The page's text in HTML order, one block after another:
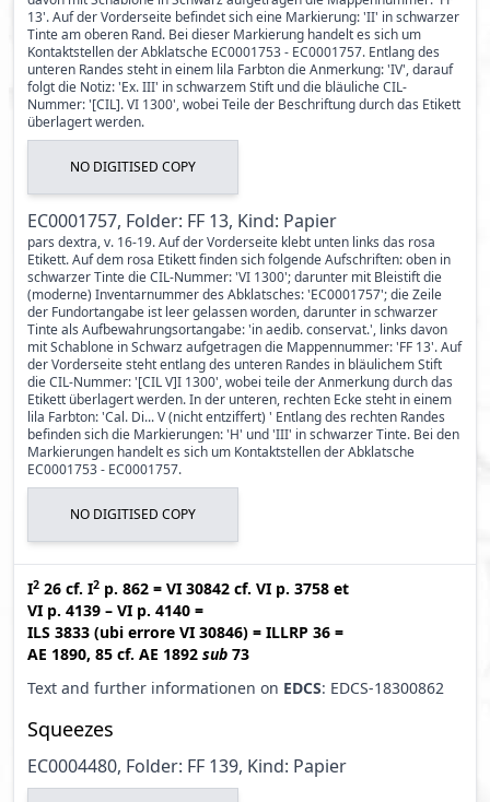
13'. Auf der Vorderseite befindet sich eine Markierung: 'II' in schwarzer
Tinte am oberen Rand. Bei dieser Markierung handelt es sich um
Kontaktstellen der Abklatsche EC0001753 - EC0001757. Entlang des
unteren Randes steht in einem lila Farbton die Anmerkung: 'IV', darauf
folgt die Notiz: 'Ex. III' in schwarzem Stift und die bläuliche CIL-
Nummer: '[CIL]. VI 1300', wobei Teile der Beschriftung durch das Etikett
überlagert werden.
NO DIGITISED COPY
EC0001757, Folder: FF 13, Kind: Papier
pars dextra, v. 16-19. Auf der Vorderseite klebt unten links das rosa
Etikett. Auf dem rosa Etikett finden sich folgende Aufschriften: oben in
schwarzer Tinte die CIL-Nummer: 'VI 1300'; darunter mit Bleistift die
(moderne) Inventarnummer des Abklatsches: 'EC0001757'; die Zeile
der Fundortangabe ist leer gelassen worden, darunter in schwarzer
Tinte als Aufbewahrungsortangabe: 'in aedib. conservat.', links davon
mit Schablone in Schwarz aufgetragen die Mappennummer: 'FF 13'. Auf
der Vorderseite steht entlang des unteren Randes in bläulichem Stift
die CIL-Nummer: '[CIL V]I 1300', wobei teile der Anmerkung durch das
Etikett überlagert werden. In der unteren, rechten Ecke steht in einem
lila Farbton: 'Cal. Di... V (nicht entziffert) ' Entlang des rechten Randes
befinden sich die Markierungen: 'H' und 'III' in schwarzer Tinte. Bei den
Markierungen handelt es sich um Kontaktstellen der Abklatsche
EC0001753 - EC0001757.
NO DIGITISED COPY
I2 26 cf. I2 p. 862 = VI 30842 cf. VI p. 3758 et
VI p. 4139 – VI p. 4140 =
ILS 3833 (ubi errore VI 30846) = ILLRP 36 =
AE 1890, 85 cf. AE 1892 sub 73
Text and further informationen on EDCS: EDCS-18300862
Squeezes
EC0004480, Folder: FF 139, Kind: Papier